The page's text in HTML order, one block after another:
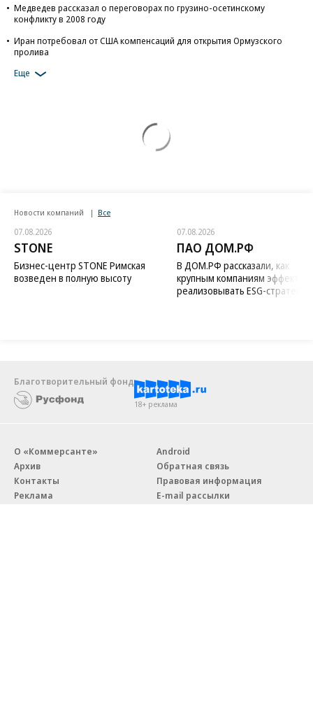
Медведев рассказал о переговорах по грузино-осетинскому
конфликту в 2008 году
Иран потребовал от США компенсаций для открытия Ормузского
пролива
Еще
Новости компаний Все
07.08.2026
STONE
Бизнес-центр STONE Римская
возведен в полную высоту
07.08.2026
ПАО ДОМ.РФ
В ДОМ.РФ рассказали, как
крупным компаниям
реализовывать ESG-стратегию
Благотворительный фонд
18+ реклама
О «Коммерсанте»
Архив
Контакты
Реклама
Android
Обратная связь
Правовая информация
E-mail рассылки